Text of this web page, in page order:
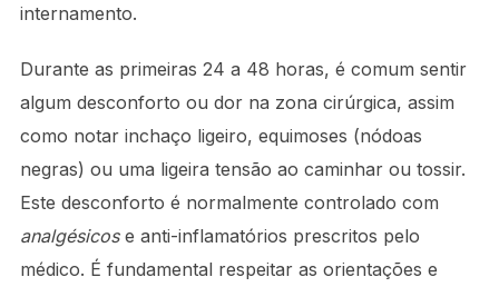
internamento.
Durante as primeiras 24 a 48 horas, é comum sentir
algum desconforto ou dor na zona cirúrgica, assim
como notar inchaço ligeiro, equimoses (nódoas
negras) ou uma ligeira tensão ao caminhar ou tossir.
Este desconforto é normalmente controlado com
analgésicose anti-inflamatórios prescritos pelo
médico. É fundamental respeitar as orientações e